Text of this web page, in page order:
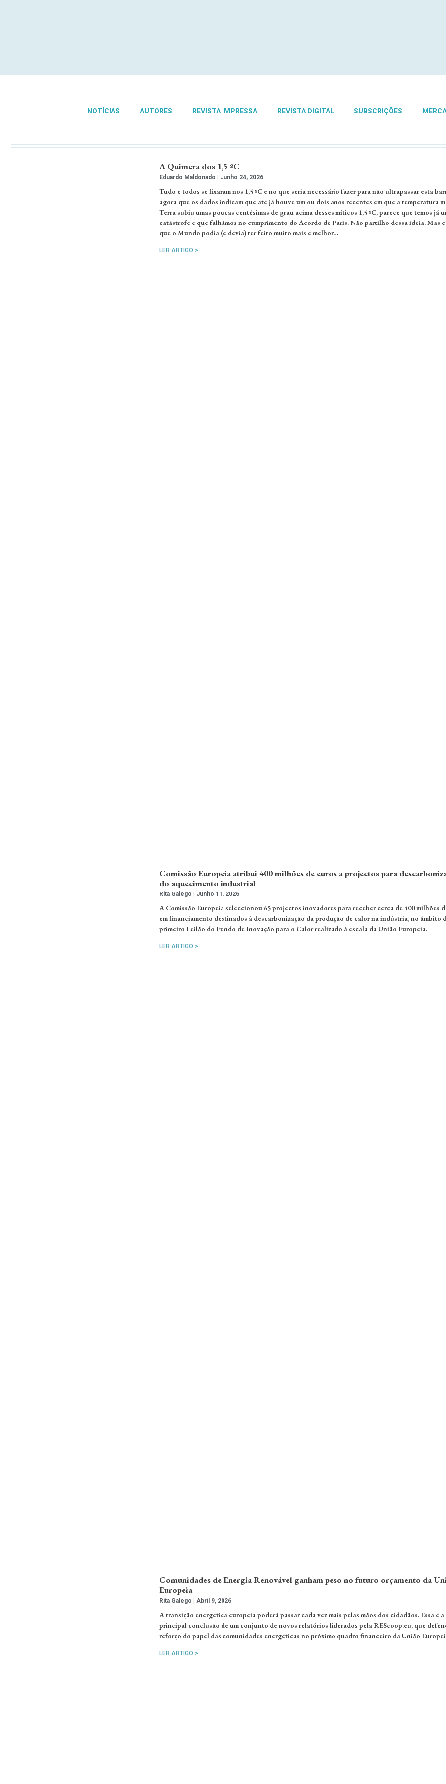
NOTÍCIAS AUTORES REVISTA IMPRESSA REVISTA DIGITAL SUBSCRIÇÕES
A Quimera dos 1,5 ºC
Eduardo Maldonado Junho 24, 2026
Tudo e todos se fixaram nos 1,5 ºC e no que seria necessário fazer para não ultrapassar esta
agora que os dados indicam que até já houve um ou dois anos recentes em que a temperatura
Terra subiu umas poucas centésimas de grau acima desses míticos 1,5 ºC, parece que temos já
catástrofe e que falhámos no cumprimento do Acordo de Paris. Não partilho dessa ideia. Mas
que o Mundo podia (e devia) ter feito muito mais e melhor…
LER ARTIGO >
Comissão Europeia atribui 400 milhões de euros a projectos para
do aquecimento industrial
Rita Galego Junho 11, 2026
A Comissão Europeia seleccionou 65 projectos inovadores para receber cerca de 400 milhões
em financiamento destinados à descarbonização da produção de calor na indústria, no âmbito
primeiro Leilão do Fundo de Inovação para o Calor realizado à escala da União Europeia.
LER ARTIGO >
Comunidades de Energia Renovável ganham peso no futuro orçamento da
Europeia
Rita Galego Abril 9, 2026
A transição energética europeia poderá passar cada vez mais pelas mãos dos cidadãos. Essa é a
principal conclusão de um conjunto de novos relatórios liderados pela REScoop.eu, que
reforço do papel das comunidades energéticas no próximo quadro financeiro da União
LER ARTIGO >